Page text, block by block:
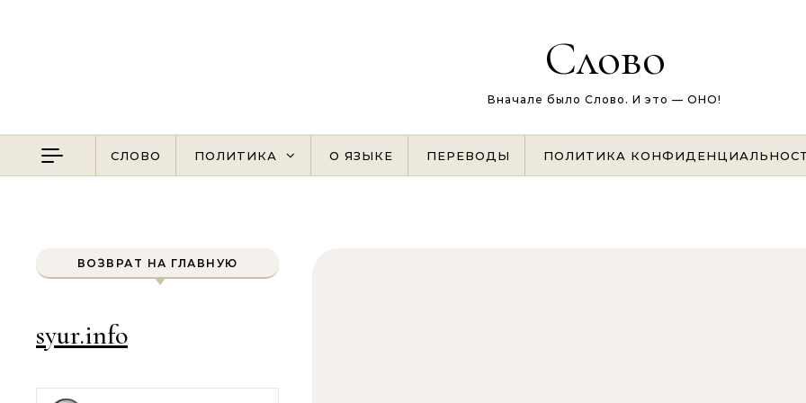
Слово
Вначале было Слово. И это — ОНО!
СЛОВО ПОЛИТИКА О ЯЗЫКЕ ПЕРЕВОДЫ ПОЛИТИКА
ВОЗВРАТ НА ГЛАВНУЮ
syur.info